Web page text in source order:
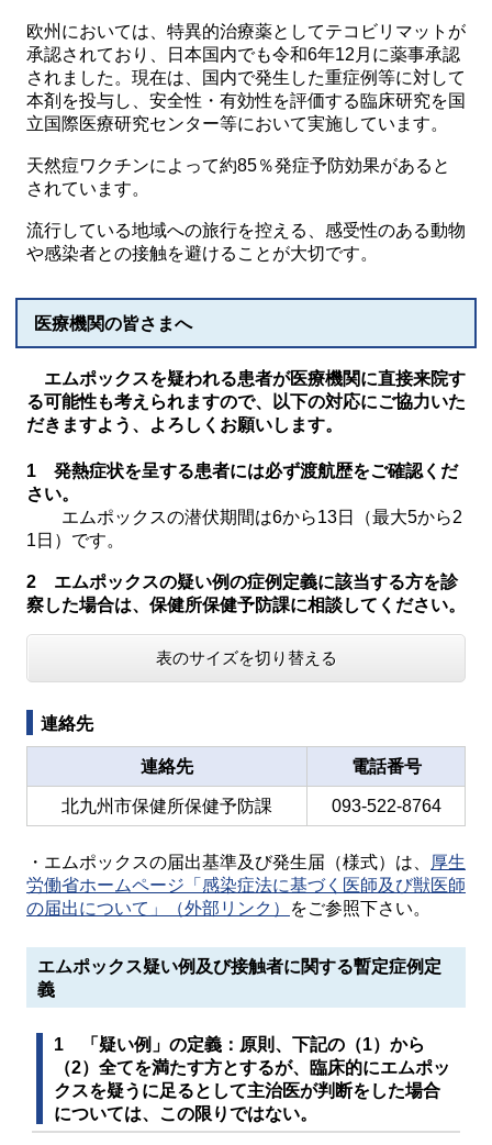
欧州においては、特異的治療薬としてテコビリマットが
承認されており、日本国内でも令和6年12月に薬事承認
されました。現在は、国内で発生した重症例等に対して
本剤を投与し、安全性・有効性を評価する臨床研究を国
立国際医療研究センター等において実施しています。
天然痘ワクチンによって約85％発症予防効果があると
されています。
流行している地域への旅行を控える、感受性のある動物
や感染者との接触を避けることが大切です。
医療機関の皆さまへ
エムポックスを疑われる患者が医療機関に直接来院す
る可能性も考えられますので、以下の対応にご協力いた
だきますよう、よろしくお願いします。
1 発熱症状を呈する患者には必ず渡航歴をご確認くだ
さい。
エムポックスの潜伏期間は6から13日（最大5から2
1日）です。
2 エムポックスの疑い例の症例定義に該当する方を診
察した場合は、保健所保健予防課に相談してください。
表のサイズを切り替える
連絡先
連絡先 電話番号
北九州市保健所保健予防課 093-522-8764
・エムポックスの届出基準及び発生届（様式）は、
厚生
労働省ホームページ「感染症法に基づく医師及び獣医師
の届出について」（外部リンク）
をご参照下さい。
エムポックス疑い例及び接触者に関する暫定症例定
義
1 「疑い例」の定義：原則、下記の（1）から
（2）全てを満たす方とするが、臨床的にエムポッ
クスを疑うに足るとして主治医が判断をした場合
については、この限りではない。